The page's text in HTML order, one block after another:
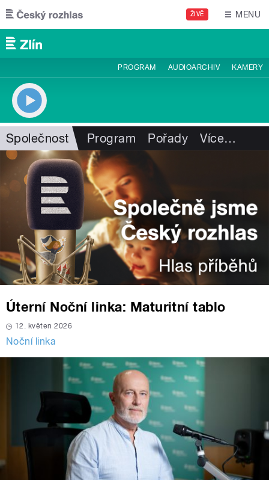
Přejít k hlavnímu obsahu
ŽIVĚ MENU
PROGRAM AUDIOARCHIV KAMERY
Společnost Program Pořady Více…
Úterní Noční linka: Maturitní tablo
12. květen 2026
Noční linka